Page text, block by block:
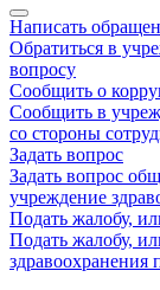
Написать
Обратиться в
вопросу
Сообщить о
Сообщить в
со стороны
Задать вопрос
Задать вопрос
учреждение
Подать жалобу,
Подать жалобу,
здравоохранения